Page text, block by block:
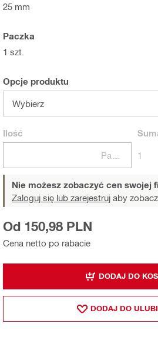
25 mm
Paczka
1 szt.
Opcje produktu
Wybierz
Ilość
1
Nie możesz zobaczyć cen swojej
Zaloguj się lub zarejestruj aby
Cena netto po rabacie
Od 150,98 PLN
DODAJ DO
DODAJ DO